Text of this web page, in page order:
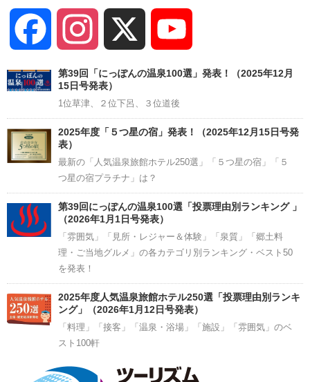
Facebook Instagram
Channel
第39回「にっぽんの温泉100選」発表！（2025年12月
15日号発表）
1位草津、２位下呂、３位道後
2025年度「５つ星の宿」発表！（2025年12月15日号発
表）
最新の「人気温泉旅館ホテル250選」「５つ星の宿」「５
つ星の宿プラチナ」は？
第39回にっぽんの温泉100選「投票理由別ランキング 」
（2026年1月1日号発表）
「雰囲気」「見所・レジャー＆体験」「泉質」「郷土料
理・ご当地グルメ」の各カテゴリ別ランキング・ベスト50
を発表！
2025年度人気温泉旅館ホテル250選「投票理由別ランキ
ング」（2026年1月12日号発表）
「料理」「接客」「温泉・浴場」「施設」「雰囲気」のベ
スト100軒